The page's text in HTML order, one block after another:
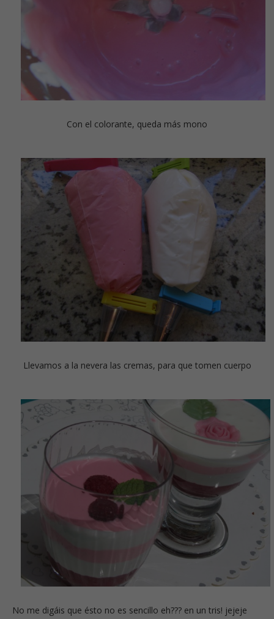
Con el colorante, queda más mono
Llevamos a la nevera las cremas, para que tomen cuerpo
No me digáis que ésto no es sencillo eh??? en un tris! jejeje